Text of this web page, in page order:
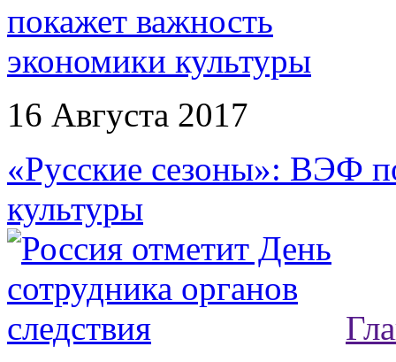
16 Августа 2017
«Русские сезоны»: ВЭФ
культуры